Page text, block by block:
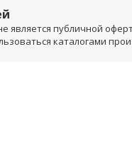
публичной
каталогами